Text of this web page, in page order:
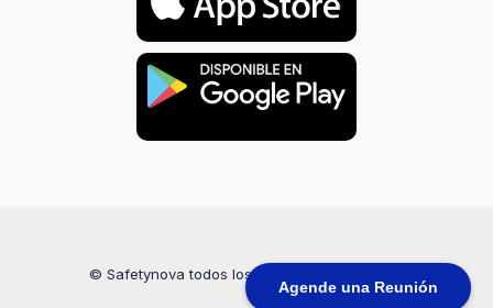
Agende una Reunión
© Safetynova todos los derechos reservados